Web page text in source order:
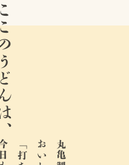
んは、